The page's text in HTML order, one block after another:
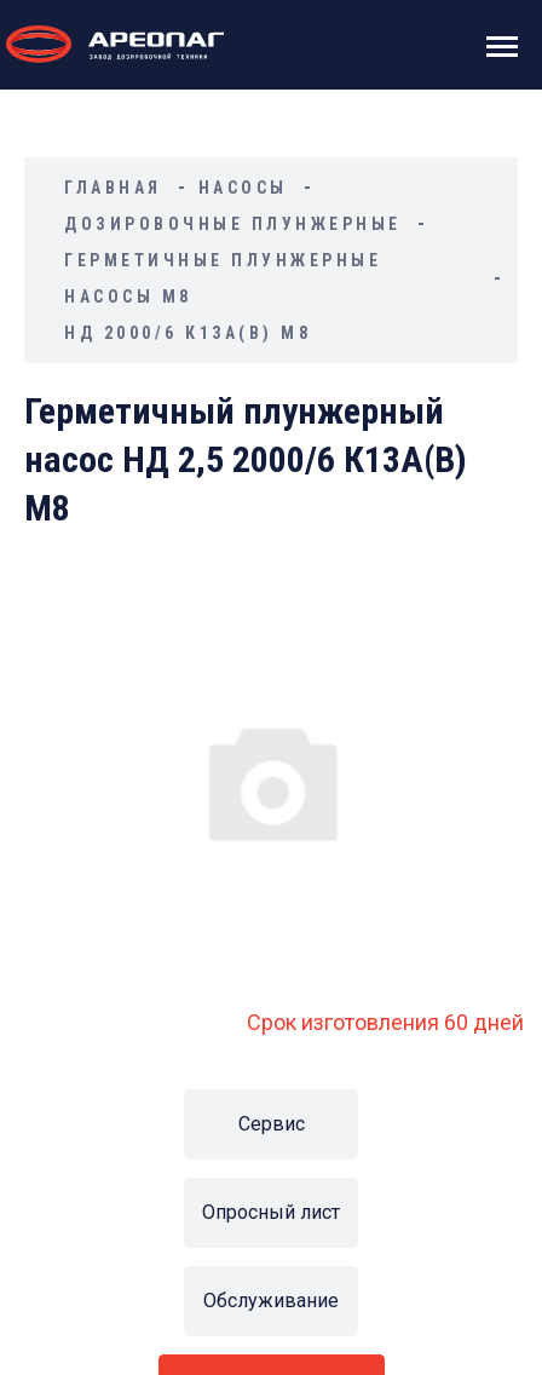
ГЛАВНАЯ
НАСОСЫ
ДОЗИРОВОЧНЫЕ ПЛУНЖЕРНЫЕ
ГЕРМЕТИЧНЫЕ ПЛУНЖЕРНЫЕ
НАСОСЫ М8
НД 2000/6 К13А(В) М8
Герметичный плунжерный
насос НД 2,5 2000/6 К13А(В)
М8
Срок изготовления 60 дней
Сервис
Опросный лист
Обслуживание